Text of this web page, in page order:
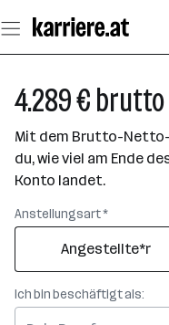
Seiteninhalt
springen
4.289 €
Mit dem Brutto-
du, wie viel am Ende
Konto landet.
Anstellungsart *
Angestellte*r
Ich bin beschäftigt als: